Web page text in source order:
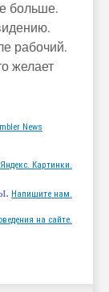
больше.
рабочий.
желает
News
Яндекс. Картинки.
Напишите нам.
на сайте.